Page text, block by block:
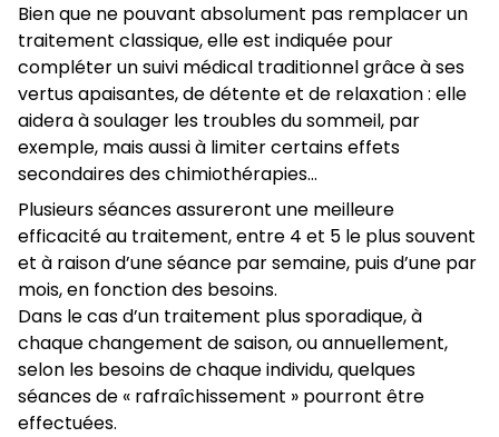
Bien que ne pouvant absolument pas remplacer un
traitement classique, elle est indiquée pour
compléter un suivi médical traditionnel grâce à ses
vertus apaisantes, de détente et de relaxation : elle
aidera à soulager les troubles du sommeil, par
exemple, mais aussi à limiter certains effets
secondaires des chimiothérapies…
Plusieurs séances assureront une meilleure
efficacité au traitement, entre 4 et 5 le plus souvent
et à raison d’une séance par semaine, puis d’une par
mois, en fonction des besoins.
Dans le cas d’un traitement plus sporadique, à
chaque changement de saison, ou annuellement,
selon les besoins de chaque individu, quelques
séances de « rafraîchissement » pourront être
effectuées.